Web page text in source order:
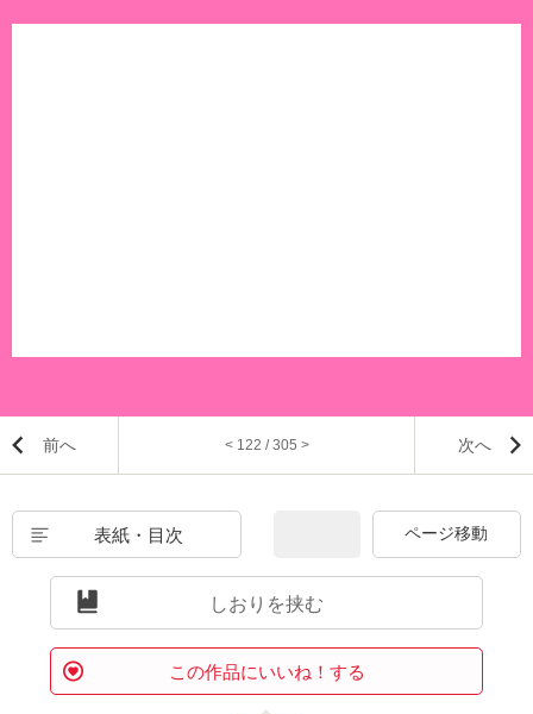
前へ < 122 / 305 > 次へ
表紙・目次
しおりを挟む
この作品にいいね！する